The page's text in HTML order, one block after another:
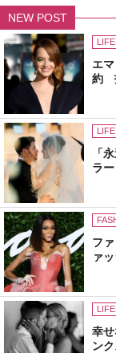
NEW POST
エ
約
「
ラ
フ
ァ
幸
ン